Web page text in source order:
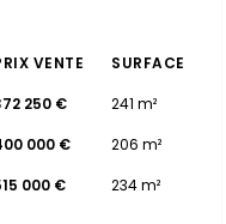
VENTE
SURFACE
250 €
241 m²
000 €
206 m²
000 € 234 m²